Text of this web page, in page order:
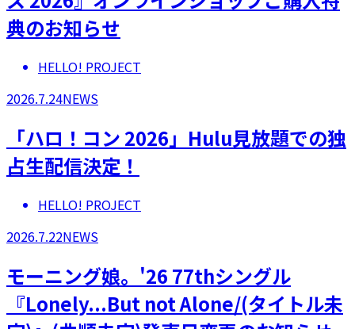
典のお知らせ
HELLO! PROJECT
2026.7.24NEWS
「ハロ！コン 2026」Hulu見放題での独
占生配信決定！
HELLO! PROJECT
2026.7.22NEWS
モーニング娘。'26 77thシングル
『Lonely...But not Alone/(タイトル未